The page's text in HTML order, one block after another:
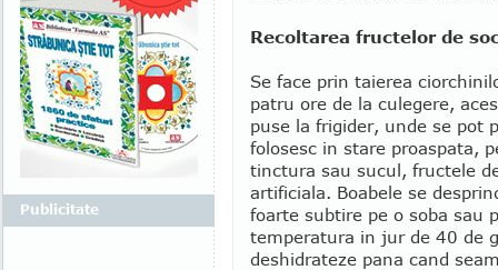
Recoltarea fructelor de
Se face prin taierea
patru ore de la culegere,
puse la frigider, unde se pot
folosesc in stare proaspata,
tinctura sau sucul, fructele
artificiala. Boabele se
foarte subtire pe o soba sau
temperatura in jur de 40 de
deshidrateze pana cand
Publicitate